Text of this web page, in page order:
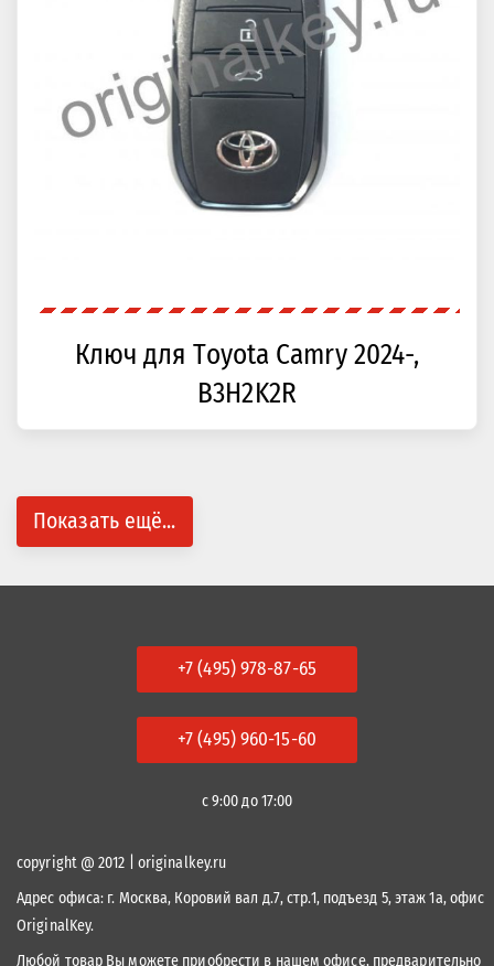
Ключ для Toyota Camry 2024-,
B3H2K2R
Показать ещё...
+7 (495) 978-87-65
+7 (495) 960-15-60
с 9:00 до 17:00
copyright @ 2012 | originalkey.ru
Адрес офиса: г. Москва, Коровий вал д.7, стр.1, подъезд 5, этаж 1а, офис
OriginalKey.
Любой товар Вы можете приобрести в нашем офисе, предварительно